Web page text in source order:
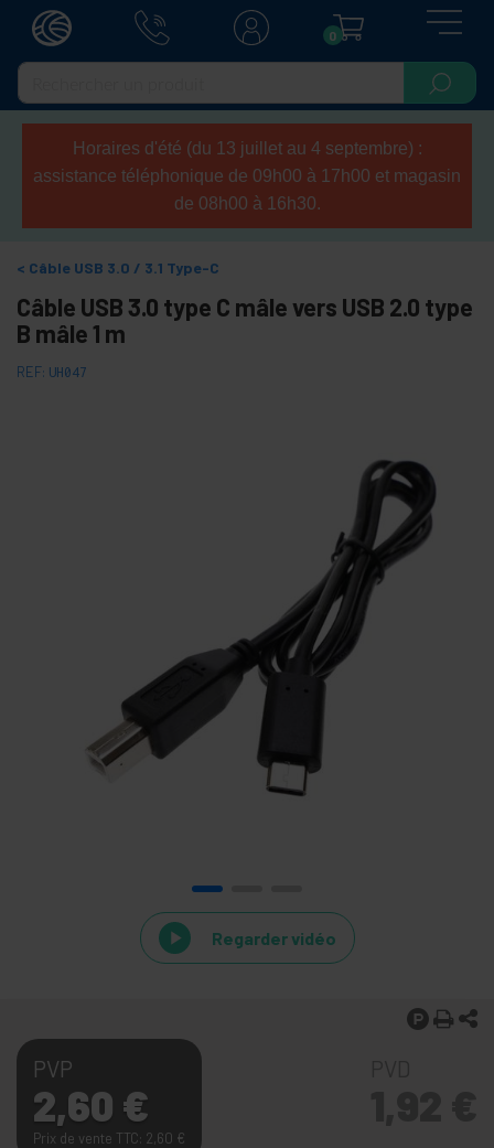
0
Horaires d'été (du 13 juillet au 4 septembre) :
assistance téléphonique de 09h00 à 17h00 et magasin
de 08h00 à 16h30.
Câble USB 3.0 / 3.1 Type-C
Câble USB 3.0 type C mâle vers USB 2.0 type
B mâle 1 m
REF: UH047
Regarder vidéo
PVP
2,60 €
Prix de vente TTC: 2,60 €